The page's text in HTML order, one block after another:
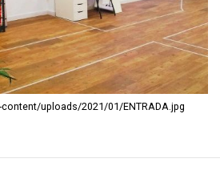
uploads/2021/01/ENTRADA.jpg